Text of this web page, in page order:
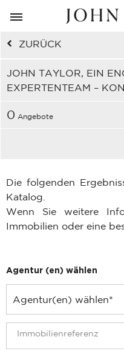
ZURÜCK
JOHN TAYLOR, EIN
EXPERTENTEAM –
0 Angebote
Die folgenden
Katalog.
Wenn Sie weitere
Immobilien oder eine
Agentur (en) wählen